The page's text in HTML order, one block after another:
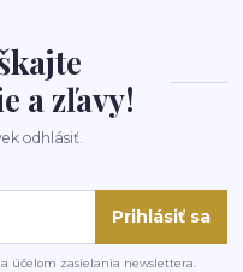
a zľavy!
odhlásiť.
Prihlásiť sa
účelom zasielania newslettera.